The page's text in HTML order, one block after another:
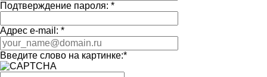
Подтверждение пароля: *
Адрес e-mail: *
Введите слово на картинке:*